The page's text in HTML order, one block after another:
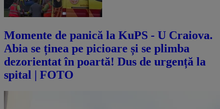
Momente de panică la KuPS - U Craiova.
Abia se ținea pe picioare și se plimba
dezorientat în poartă! Dus de urgență la
spital | FOTO